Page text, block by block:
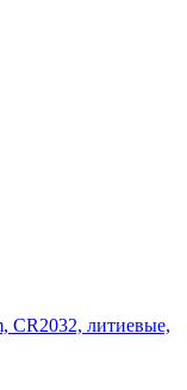
литиевые,